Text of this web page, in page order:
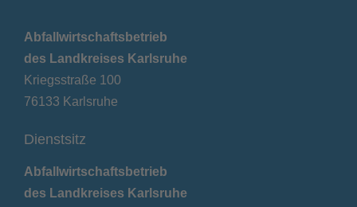
Abfallwirtschaftsbetrieb
des Landkreises Karlsruhe
Kriegsstraße 100
76133 Karlsruhe
Dienstsitz
Abfallwirtschaftsbetrieb
des Landkreises Karlsruhe